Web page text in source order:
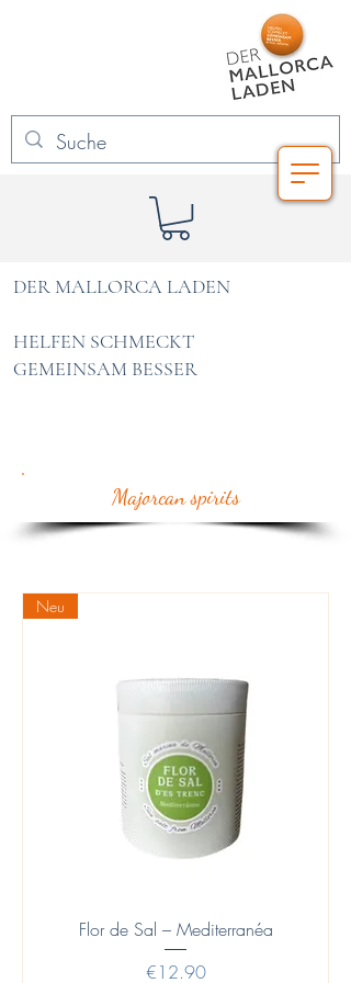
DER MALLORCA LADEN
HELFEN SCHMECKT
GEMEINSAM BESSER
Majorcan spirits
Neu
Flor de Sal – Mediterranéa
Price
€12.90